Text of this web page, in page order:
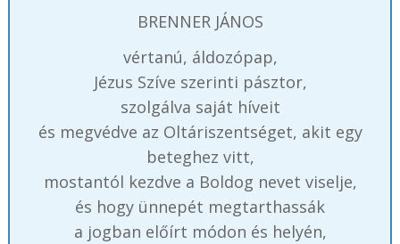
BRENNER JÁNOS
vértanú, áldozópap,
Jézus Szíve szerinti pásztor,
szolgálva saját híveit
és megvédve az Oltáriszentséget, akit egy
beteghez vitt,
mostantól kezdve a Boldog nevet viselje,
és hogy ünnepét megtarthassák
a jogban előírt módon és helyén,